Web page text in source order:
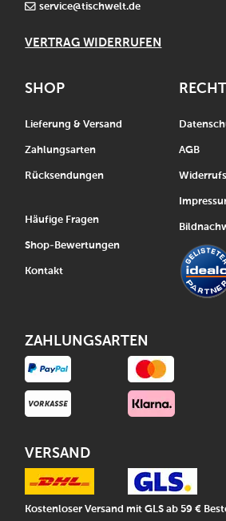
service@tischwelt.de
VERTRAG WIDERRUFEN
SHOP
Lieferung & Versand
Zahlungsarten
Rücksendungen
Häufige Fragen
Shop-Bewertungen
Kontakt
AGB
ZAHLUNGSARTEN
VERSAND
Kostenloser Versand mit GLS ab 59 €